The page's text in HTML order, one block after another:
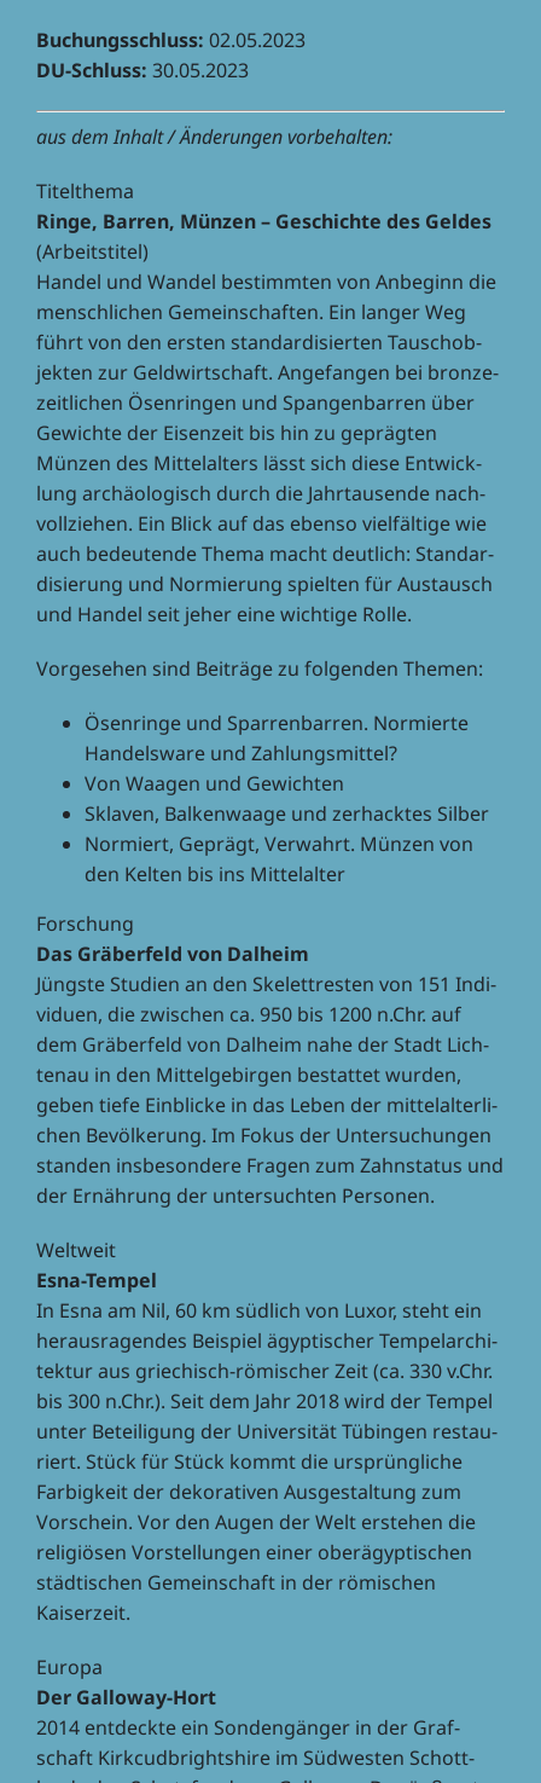
Buchungs­schluss: 02.05.2023
DU-Schluss: 30.05.2023
aus dem Inhalt / Ände­run­gen vorbehalten:
Titel­thema
Ringe, Barren, Münzen – Geschichte des Geldes
(Arbeits­ti­tel)
Handel und Wandel bestimm­ten von Anbe­ginn die
mensch­li­chen Gemein­schaf­ten. Ein langer Weg
führt von den ersten stan­dar­di­sier­ten Tausch­ob­
jek­ten zur Geld­wirt­schaft. Ange­fan­gen bei bron­ze­
zeit­li­chen Ösen­rin­gen und Span­gen­bar­ren über
Gewichte der Eisen­zeit bis hin zu gepräg­ten
Münzen des Mittel­al­ters lässt sich diese Entwick­
lung archäo­lo­gisch durch die Jahr­tau­sende nach­
voll­zie­hen. Ein Blick auf das ebenso viel­fäl­tige wie
auch bedeu­tende Thema macht deut­lich: Stan­dar­
di­sie­rung und Normie­rung spiel­ten für Austausch
und Handel seit jeher eine wich­tige Rolle.
Vorge­se­hen sind Beiträge zu folgen­den Themen:
Ösen­ringe und Spar­ren­bar­ren. Normierte
Handels­ware und Zahlungsmittel?
Von Waagen und Gewichten
Skla­ven, Balken­waage und zerhack­tes Silber
Normiert, Geprägt, Verwahrt. Münzen von
den Kelten bis ins Mittelalter
Forschung
Das Gräber­feld von Dalheim
Jüngste Studien an den Skelett­res­ten von 151 Indi­
vi­duen, die zwischen ca. 950 bis 1200 n.Chr. auf
dem Gräber­feld von Dalheim nahe der Stadt Lich­
tenau in den Mittel­ge­bir­gen bestat­tet wurden,
geben tiefe Einbli­cke in das Leben der mittel­al­ter­li­
chen Bevöl­ke­rung. Im Fokus der Unter­su­chun­gen
stan­den insbe­son­dere Fragen zum Zahn­sta­tus und
der Ernäh­rung der unter­such­ten Personen.
Welt­weit
Esna-Tempel
In Esna am Nil, 60 km südlich von Luxor, steht ein
heraus­ra­gen­des Beispiel ägyp­ti­scher Tempel­ar­chi­
tek­tur aus grie­chisch-römi­scher Zeit (ca. 330 v.Chr.
bis 300 n.Chr.). Seit dem Jahr 2018 wird der Tempel
unter Betei­li­gung der Univer­si­tät Tübin­gen restau­
riert. Stück für Stück kommt die ursprüng­li­che
Farbig­keit der deko­ra­ti­ven Ausge­stal­tung zum
Vorschein. Vor den Augen der Welt erste­hen die
reli­giö­sen Vorstel­lun­gen einer ober­ägyp­ti­schen
städ­ti­schen Gemein­schaft in der römi­schen
Kaiserzeit.
Europa
Der Gallo­way-Hort
2014 entdeckte ein Sonden­gän­ger in der Graf­
schaft Kirk­cud­brightshire im Südwes­ten Schott­